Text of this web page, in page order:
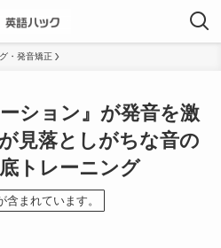
・発音矯正
ション』が発音を激
見落としがちな音の
トレーニング
まれています。